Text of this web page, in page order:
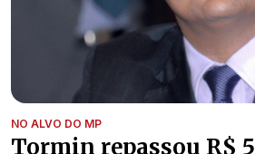
NO ALVO DO MP
Tormin repassou R$